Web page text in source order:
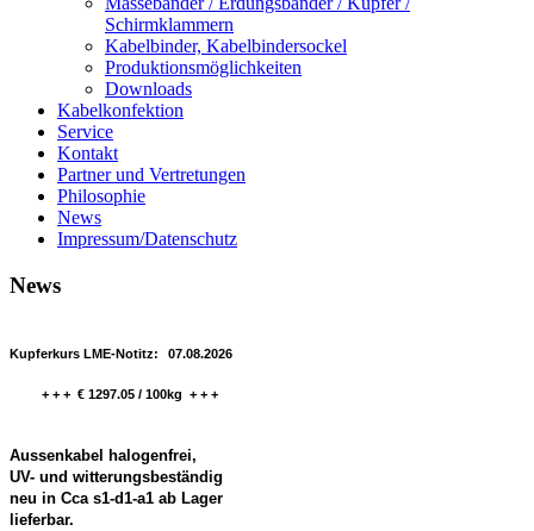
Schirmklammern
Kabelbinder, Kabelbindersockel
Produktionsmöglichkeiten
Downloads
Kabelkonfektion
Service
Kontakt
Partner und Vertretungen
Philosophie
News
Impressum/Datenschutz
News
Kupferkurs LME-Notitz: 07.08.2026
+ + + € 1297.05 / 100kg + + +
Aussenkabel halogenfrei,
UV- und witterungsbeständig
neu in Cca s1-d1-a1 ab Lager
lieferbar.